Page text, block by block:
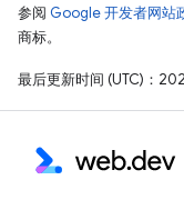
参阅 Google 开发者网站
商标。
最后更新时间 (UTC)：